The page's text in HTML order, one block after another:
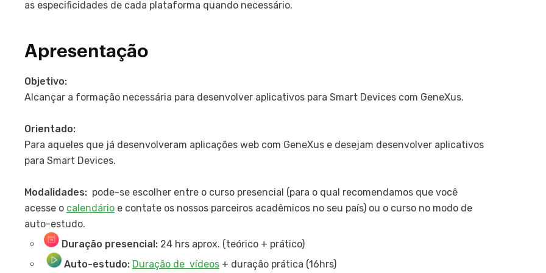
as especificidades de cada plataforma quando necessário.
Apresentação
Objetivo:
Alcançar a formação necessária para desenvolver aplicativos para Smart Devices com GeneXus.
Orientado:
Para aqueles que já desenvolveram aplicações web com GeneXus e desejam desenvolver aplicativos
para Smart Devices.
Modalidades: pode-se escolher entre o curso presencial (para o qual recomendamos que você
acesse o calendário e contate os nossos parceiros acadêmicos no seu país) ou o curso no modo de
auto-estudo.
Duração presencial: 24 hrs aprox. (teórico + prático)
Auto-estudo: Duração de vídeos + duração prática (16hrs)